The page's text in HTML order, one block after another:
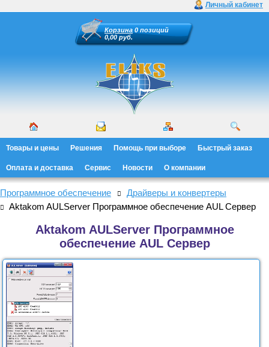
Личный кабинет
Корзина 0 позиций
0,00 руб.
Товары и цены Решения Помощь при выборе Быстрый заказ
Оплата и доставка Сервис Новости О компании
Программное обеспечение
Драйверы и конвертеры
Aktakom AULServer Программное обеспечение AUL Сервер
Aktakom AULServer Программное
обеспечение AUL Сервер